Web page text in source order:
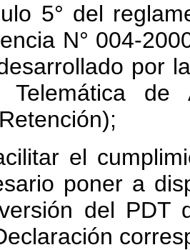
5° del
N° 004-
por
Telemática
el
poner a
del PDT